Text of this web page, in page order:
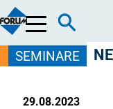
Menü
SEMINARE
29.08.2023